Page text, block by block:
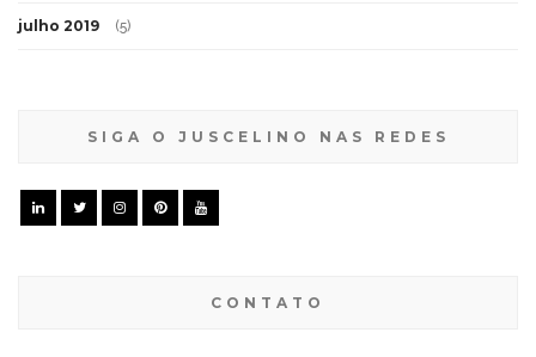
julho 2019 (5)
SIGA O JUSCELINO NAS REDES
CONTATO